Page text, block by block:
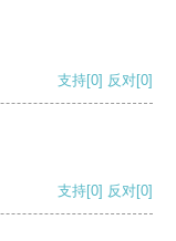
支持[0] 反对[0]
支持[0] 反对[0]